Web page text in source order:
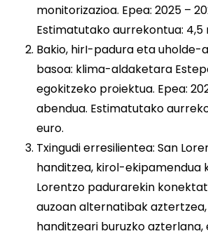
monitorizazioa. Epea: 2025 –
Estimatutako aurrekontua: 4,5
Bakio, hirI-padura eta uholde-
basoa: klima-aldaketara
egokitzeko proiektua. Epea:
abendua. Estimatutako
euro.
Txingudi erresilientea: San
handitzea, kirol-ekipamendua
Lorentzo padurarekin
auzoan alternatibak
handitzeari buruzko azterlana,